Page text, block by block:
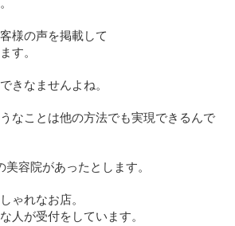
様の声を掲載して
す。
きなませんよね。
なことは他の方法でも実現できるんで
容院があったとします。
ゃれなお店。
人が受付をしています。